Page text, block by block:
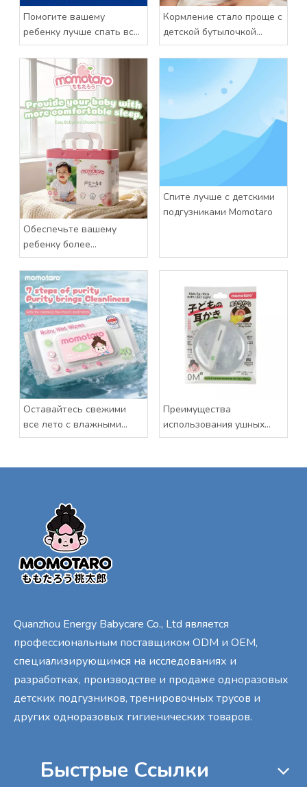
Помогите вашему
ребенку лучше спать всю
ночь с помощью детских
штанов Momotaro
Кормление стало проще с
детской бутылочкой
Momotaro
Обеспечьте вашему
ребенку более
комфортный сон
Спите лучше с детскими
подгузниками Momotaro
Оставайтесь свежими
все лето с влажными
салфетками Momotaro
Преимущества
использования ушных
вкладышей со
для младенцев
Quanzhou Energy Babycare Co., Ltd является
профессиональным поставщиком ODM и OEM,
специализирующимся на исследованиях и
разработках, производстве и продаже одноразовых
детских подгузников, тренировочных трусов и
других одноразовых гигиенических товаров.
Быстрые Cсылки